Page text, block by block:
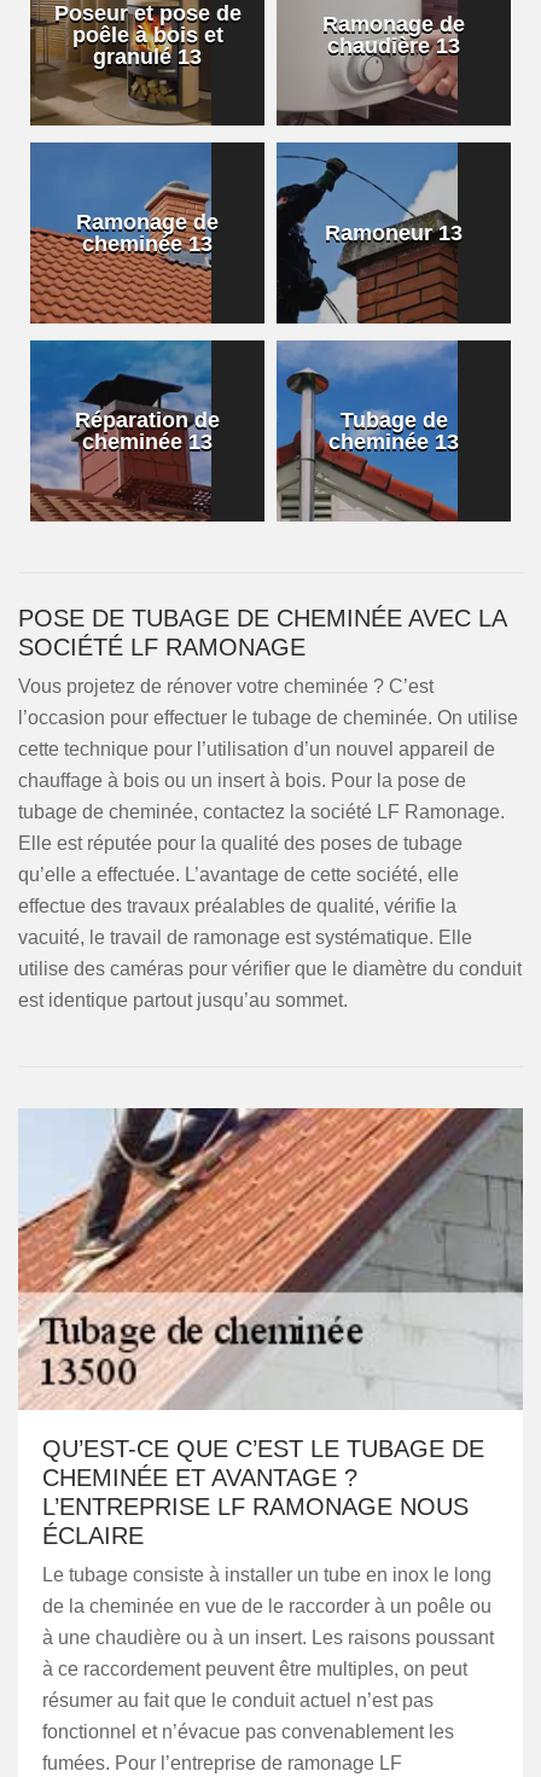
Poseur et pose de
poêle à bois et
granulé 13
Ramonage de
chaudière 13
Ramonage de
cheminée 13
Ramoneur 13
Réparation de
cheminée 13
Tubage de
cheminée 13
POSE DE TUBAGE DE CHEMINÉE AVEC LA
SOCIÉTÉ LF RAMONAGE
Vous projetez de rénover votre cheminée ? C’est
l’occasion pour effectuer le tubage de cheminée. On utilise
cette technique pour l’utilisation d’un nouvel appareil de
chauffage à bois ou un insert à bois. Pour la pose de
tubage de cheminée, contactez la société LF Ramonage.
Elle est réputée pour la qualité des poses de tubage
qu’elle a effectuée. L’avantage de cette société, elle
effectue des travaux préalables de qualité, vérifie la
vacuité, le travail de ramonage est systématique. Elle
utilise des caméras pour vérifier que le diamètre du conduit
est identique partout jusqu’au sommet.
QU’EST-CE QUE C’EST LE TUBAGE DE
CHEMINÉE ET AVANTAGE ?
L’ENTREPRISE LF RAMONAGE NOUS
ÉCLAIRE
Le tubage consiste à installer un tube en inox le long
de la cheminée en vue de le raccorder à un poêle ou
à une chaudière ou à un insert. Les raisons poussant
à ce raccordement peuvent être multiples, on peut
résumer au fait que le conduit actuel n’est pas
fonctionnel et n’évacue pas convenablement les
fumées. Pour l’entreprise de ramonage LF